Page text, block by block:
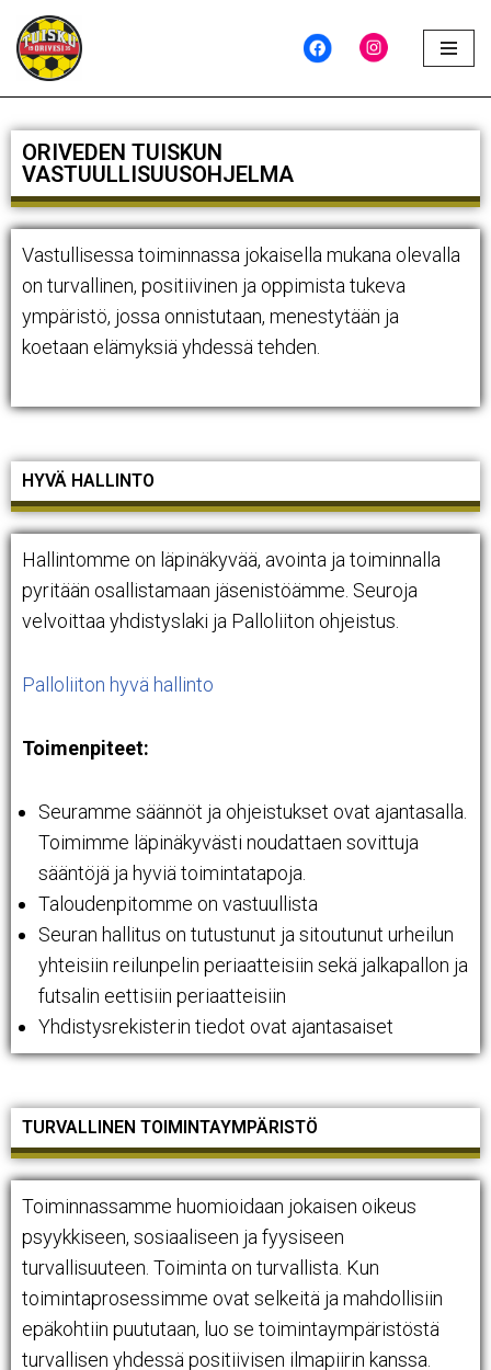
Siirry
suoraan
ORIVEDEN TUISKUN
VASTUULLISUUSOHJELMA
Vastullisessa toiminnassa jokaisella mukana olevalla
on turvallinen, positiivinen ja oppimista tukeva
ympäristö, jossa onnistutaan, menestytään ja
koetaan elämyksiä yhdessä tehden.
HYVÄ HALLINTO
Hallintomme on läpinäkyvää, avointa ja toiminnalla
pyritään osallistamaan jäsenistöämme. Seuroja
velvoittaa yhdistyslaki ja Palloliiton ohjeistus.
Palloliiton hyvä hallinto
Toimenpiteet:
Seuramme säännöt ja ohjeistukset ovat ajantasalla.
Toimimme läpinäkyvästi noudattaen sovittuja
sääntöjä ja hyviä toimintatapoja.
Taloudenpitomme on vastuullista
Seuran hallitus on tutustunut ja sitoutunut urheilun
yhteisiin reilunpelin periaatteisiin sekä jalkapallon ja
futsalin eettisiin periaatteisiin
Yhdistysrekisterin tiedot ovat ajantasaiset
TURVALLINEN TOIMINTAYMPÄRISTÖ
Toiminnassamme huomioidaan jokaisen oikeus
psyykkiseen, sosiaaliseen ja fyysiseen
turvallisuuteen. Toiminta on turvallista. Kun
toimintaprosessimme ovat selkeitä ja mahdollisiin
epäkohtiin puututaan, luo se toimintaympäristöstä
turvallisen yhdessä positiivisen ilmapiirin kanssa.